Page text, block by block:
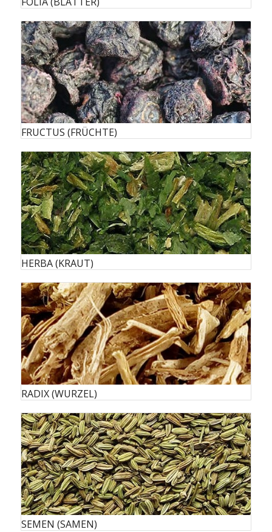
FRUCTUS (FRÜCHTE)
HERBA (KRAUT)
RADIX (WURZEL)
SEMEN (SAMEN)